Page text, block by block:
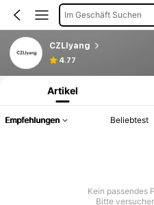
Im Geschäft Suchen
CZLIyang
4.77
Produktinformation: Preisangabe,
Artikel
Empfehlungen Beliebtest
Kein passendes
Bitte